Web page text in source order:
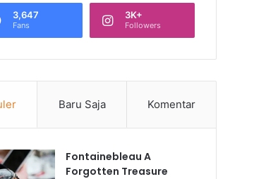
3,647
Fans
3K+
Followers
Baru Saja Komentar
Fontainebleau A
Forgotten Treasure